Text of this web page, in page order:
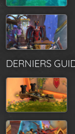
DERNIERS